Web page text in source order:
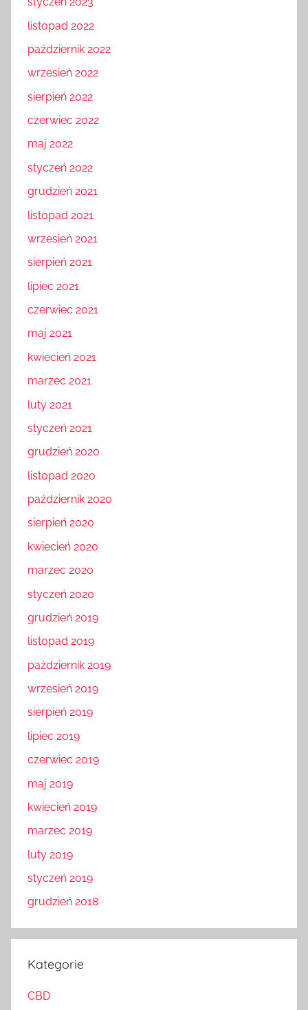
listopad 2022
październik 2022
wrzesień 2022
sierpień 2022
czerwiec 2022
maj 2022
styczeń 2022
grudzień 2021
listopad 2021
wrzesień 2021
sierpień 2021
lipiec 2021
czerwiec 2021
maj 2021
kwiecień 2021
marzec 2021
luty 2021
styczeń 2021
grudzień 2020
listopad 2020
październik 2020
sierpień 2020
kwiecień 2020
marzec 2020
styczeń 2020
grudzień 2019
listopad 2019
październik 2019
wrzesień 2019
sierpień 2019
lipiec 2019
czerwiec 2019
maj 2019
kwiecień 2019
marzec 2019
luty 2019
styczeń 2019
grudzień 2018
Kategorie
CBD